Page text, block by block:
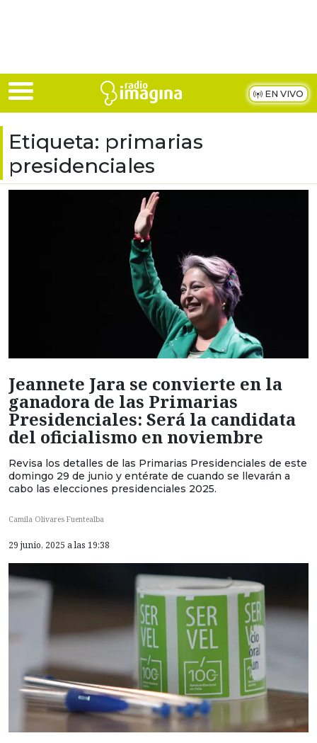
EN VIVO
Etiqueta: primarias
presidenciales
Jeannete Jara se convierte en la
ganadora de las Primarias
Presidenciales: Será la candidata
del oficialismo en noviembre
Revisa los detalles de las Primarias Presidenciales de este
domingo 29 de junio y entérate de cuando se llevarán a
cabo las elecciones presidenciales 2025.
Camila Olivares Fuentealba
29 junio, 2025 a las 19:38